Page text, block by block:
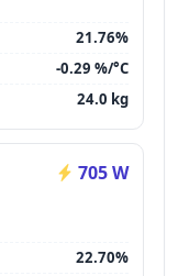
21.76%
-0.29 %/°C
24.0 kg
705 W
22.70%